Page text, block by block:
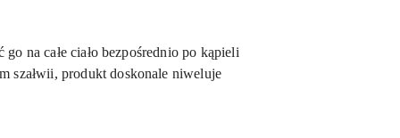
na całe ciało bezpośrednio po kąpieli
szałwii, produkt doskonale niweluje